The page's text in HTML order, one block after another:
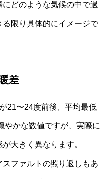
どのような気候の中で過
限り具体的にイメージで
差
21〜24度前後、平均最低
やかな数値ですが、実際に
大きく異なります。
ファルトの照り返しもあ